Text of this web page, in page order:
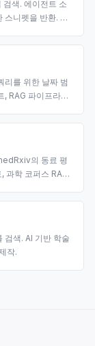
색. 에이전트 소
스니펫을 반환. 국
리를 위한 날짜 범
, RAG 파이프라인
의 동료 평
과학 코퍼스 RAG,
검색. AI 기반 학술
작.